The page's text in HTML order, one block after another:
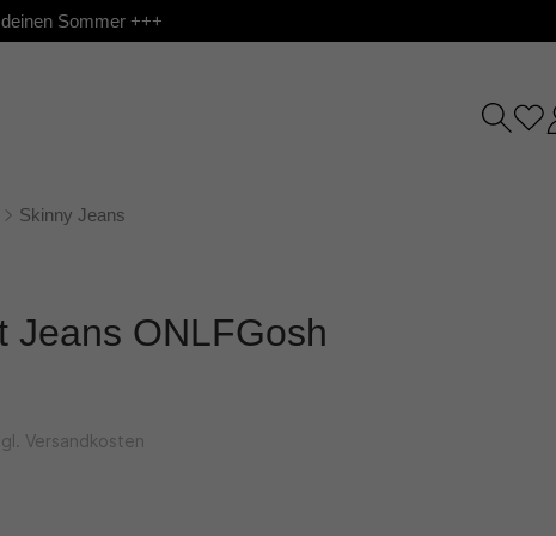
Sommer +++
Skinny Jeans
Jeans ONLFGosh
Versandkosten